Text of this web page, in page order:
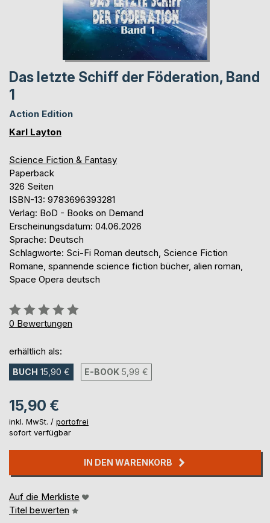
Das letzte Schiff der Föderation, Band
1
Action Edition
Karl Layton
Science Fiction & Fantasy
Paperback
326 Seiten
ISBN-13: 9783696393281
Verlag: BoD - Books on Demand
Erscheinungsdatum: 04.06.2026
Sprache: Deutsch
Schlagworte: Sci-Fi Roman deutsch, Science Fiction
Romane, spannende science fiction bücher, alien roman,
Space Opera deutsch
Bewertung::
0%
0 Bewertungen
erhältlich als:
BUCH 15,90 € E-BOOK 5,99 €
15,90 €
inkl. MwSt. / portofrei
sofort verfügbar
IN DEN WARENKORB
Auf die Merkliste
Titel bewerten